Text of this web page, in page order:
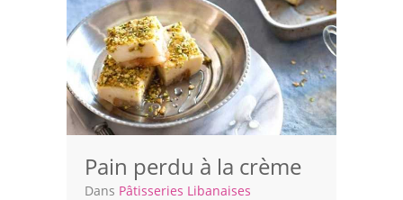
Pain perdu à la crème
Dans Pâtisseries Libanaises